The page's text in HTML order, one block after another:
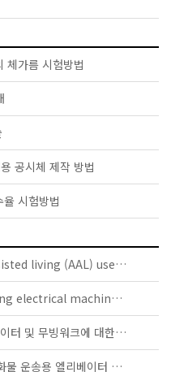
체가름 시험방법
공시체 제작 방법
시험방법
IEC TS 63134:2020 - Active assisted living (AAL) use cases
IEC 60034-5:2020 RLV - Rotating electrical machines - Part 5: Degrees of protection provided by the integral design of rotating electrical machines (IP code) - Classification
KS B ISO/TS 25740-1 - 에스컬레이터 및 무빙워크에 대한 안전요건 — 제1부: 세계공통 필수 안전요건(GESRs)
KS B ISO/TS 8100-21 - 승객 및 화물 운송용 엘리베이터 —제21부: 세계공통 필수안전요건(GESRs)을 충족하는 세계공통 안전 파라미터(GSPs)